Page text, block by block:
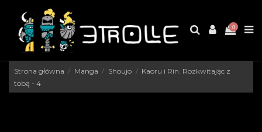
0
Strona główna Manga Shoujo
Kaoru i Rin. Rozkwitając z
tobą - 4